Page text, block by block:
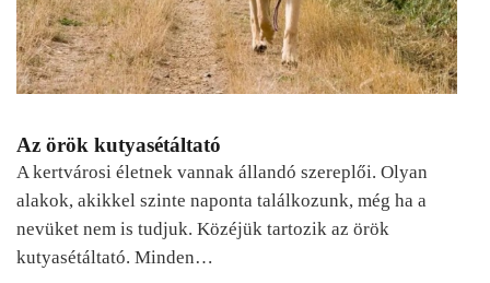
Az örök kutyasétáltató
A kertvárosi életnek vannak állandó szereplői. Olyan
alakok, akikkel szinte naponta találkozunk, még ha a
nevüket nem is tudjuk. Közéjük tartozik az örök
kutyasétáltató. Minden…